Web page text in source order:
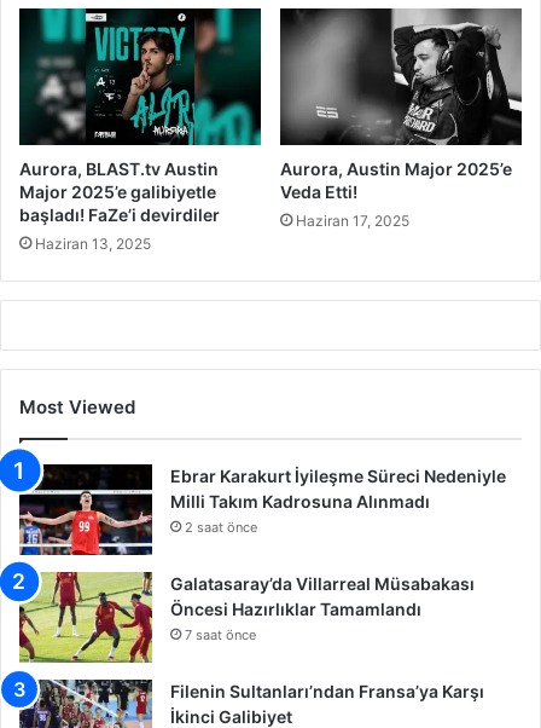
Aurora, BLAST.tv Austin
Major 2025’e galibiyetle
başladı! FaZe’i devirdiler
Haziran 13, 2025
Aurora, Austin Major 2025’e
Veda Etti!
Haziran 17, 2025
Most Viewed
Ebrar Karakurt İyileşme Süreci Nedeniyle
Milli Takım Kadrosuna Alınmadı
2 saat önce
Galatasaray’da Villarreal Müsabakası
Öncesi Hazırlıklar Tamamlandı
7 saat önce
Filenin Sultanları’ndan Fransa’ya Karşı
İkinci Galibiyet